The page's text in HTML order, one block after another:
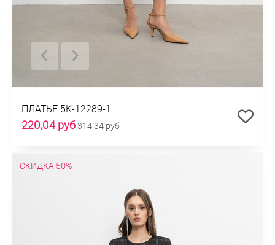
ПЛАТЬЕ 5К-12289-1
220,04 руб314,34 руб
СКИДКА 50%